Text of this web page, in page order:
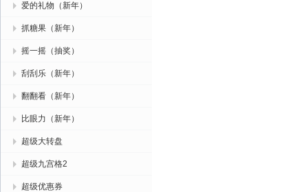
爱的礼物（新年）
抓糖果（新年）
摇一摇（抽奖）
刮刮乐（新年）
翻翻看（新年）
比眼力（新年）
超级大转盘
超级九宫格2
超级优惠券